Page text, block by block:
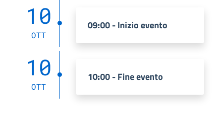
10
OTT
09:00 - Inizio evento
10
OTT
10:00 - Fine evento